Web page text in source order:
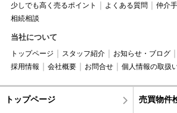
少しでも高く売るポイント
よくある質問
仲介
相続相談
当社について
トップページ スタッフ紹介 お知らせ・ブログ
採用情報
会社概要 お問合せ 個人情報の取扱
トップページ 売買物件